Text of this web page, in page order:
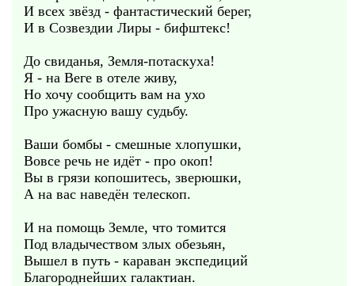
И всех звёзд - фантастический берег,
И в Созвездии Лиры - бифштекс!
До свиданья, Земля-потаскуха!
Я - на Веге в отеле живу,
Но хочу сообщить вам на ухо
Про ужасную вашу судьбу.
Ваши бомбы - смешные хлопушки,
Вовсе речь не идёт - про окоп!
Вы в грязи копошитесь, зверюшки,
А на вас наведён телескоп.
И на помощь Земле, что томится
Под владычеством злых обезьян,
Вышел в путь - караван экспедиций
Благороднейших галактиан.